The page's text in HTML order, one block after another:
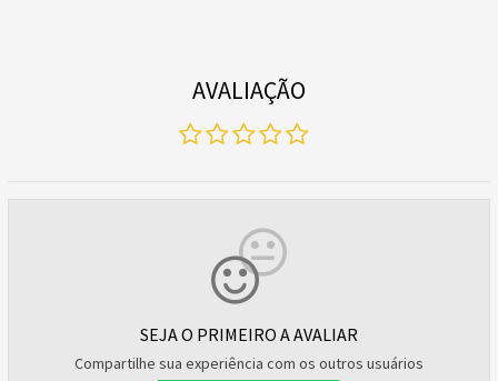
AVALIAÇÃO
SEJA O PRIMEIRO A AVALIAR
Compartilhe sua experiência com os outros usuários